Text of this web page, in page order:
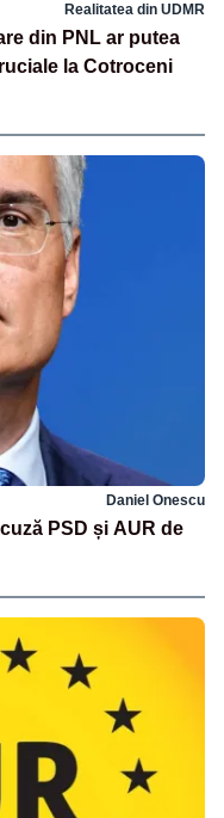
Realitatea din UDMR
din PNL ar putea
la Cotroceni
Daniel Onescu
PSD și AUR de